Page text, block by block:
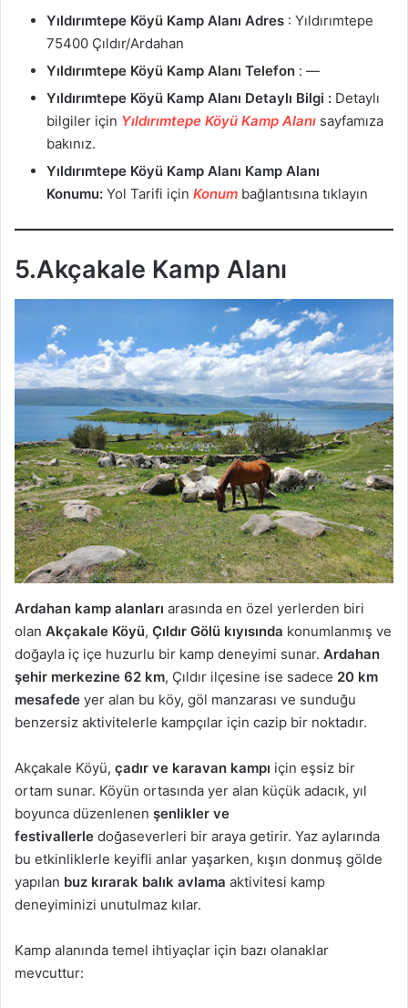
Yıldırımtepe Köyü Kamp Alanı Adres : Yıldırımtepe
75400 Çıldır/Ardahan
Yıldırımtepe Köyü Kamp Alanı Telefon : —
Yıldırımtepe Köyü Kamp Alanı Detaylı Bilgi : Detaylı
bilgiler için Yıldırımtepe Köyü Kamp Alanı sayfamıza
bakınız.
Yıldırımtepe Köyü Kamp Alanı Kamp Alanı
Konumu: Yol Tarifi için Konum bağlantısına tıklayın
5.Akçakale Kamp Alanı
Ardahan kamp alanları arasında en özel yerlerden biri
olan Akçakale Köyü, Çıldır Gölü kıyısında konumlanmış ve
doğayla iç içe huzurlu bir kamp deneyimi sunar. Ardahan
şehir merkezine 62 km, Çıldır ilçesine ise sadece 20 km
mesafede yer alan bu köy, göl manzarası ve sunduğu
benzersiz aktivitelerle kampçılar için cazip bir noktadır.
Akçakale Köyü, çadır ve karavan kampı için eşsiz bir
ortam sunar. Köyün ortasında yer alan küçük adacık, yıl
boyunca düzenlenen şenlikler ve
festivallerle doğaseverleri bir araya getirir. Yaz aylarında
bu etkinliklerle keyifli anlar yaşarken, kışın donmuş gölde
yapılan buz kırarak balık avlama aktivitesi kamp
deneyiminizi unutulmaz kılar.
Kamp alanında temel ihtiyaçlar için bazı olanaklar
mevcuttur: